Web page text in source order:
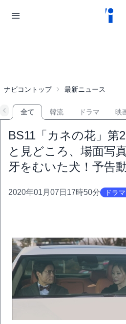
ナビコントップ 最新ニュース
全て 韓流 ドラマ 映
BS11「カネの花」第
と見どころ、場面写
牙をむいた犬！予告
2020年01月07日17時50分 ドラマ